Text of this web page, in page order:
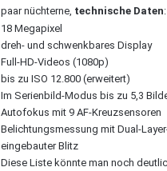
paar nüchterne, technische Daten:
18 Megapixel
dreh- und schwenkbares Display
Full-HD-Videos (1080p)
bis zu ISO 12.800 (erweitert)
Im Serienbild-Modus bis zu 5,3
Autofokus mit 9 AF-Kreuzsensoren
Belichtungsmessung mit Dual-
eingebauter Blitz
Diese Liste könnte man noch